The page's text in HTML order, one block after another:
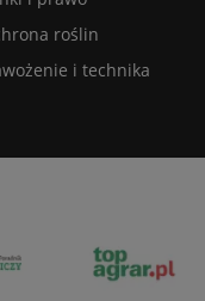
roślin
i technika